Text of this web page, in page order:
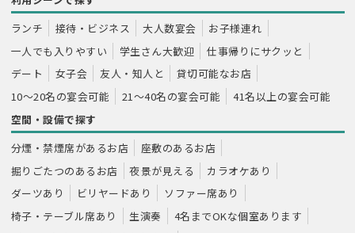
ランチ
接待・ビジネス 大人数宴会
お子様連れ
一人でも入りやすい
学生さん大歓迎
仕事帰りにサクッと
デート
女子会 友人・知人と
貸切可能なお店
10～20名の宴会可能
21～40名の宴会可能
41名以上の宴会可能
空間・設備で探す
分煙・禁煙席があるお店
座敷のあるお店
掘りごたつのあるお店
夜景が見える
カラオケあり
ダーツあり
ビリヤードあり
ソファー席あり
椅子・テーブル席あり
生演奏
4名までOKな個室あります